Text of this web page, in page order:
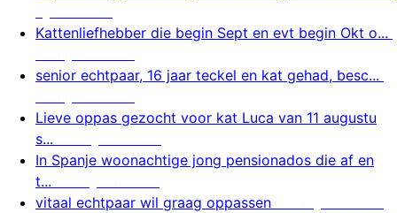
Kattenliefhebber die begin Sept en evt begin Okt o...
senior echtpaar, 16 jaar teckel en kat gehad, besc...
Lieve oppas gezocht voor kat Luca van 11 augustu
s...
In Spanje woonachtige jong pensionados die af en
t...
vitaal echtpaar wil graag oppassen